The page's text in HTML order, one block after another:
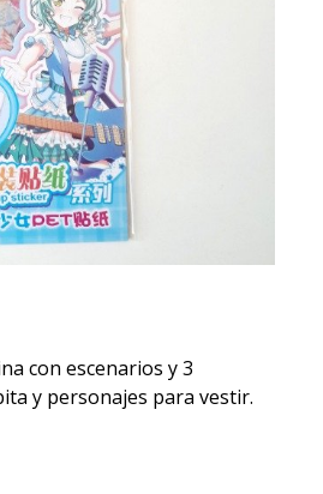
con escenarios y 3
y personajes para vestir.